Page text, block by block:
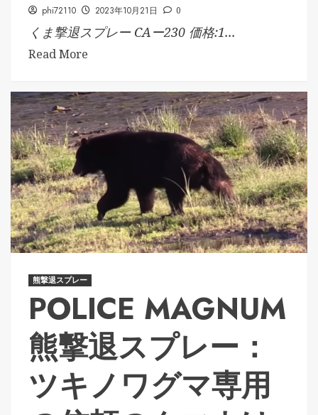
phi72110 2023年10月21日 0
くま撃退スプレー CAー230 価格:1...
Read More
熊撃退スプレー
POLICE MAGNUM
熊撃退スプレー：
ツキノワグマ専用